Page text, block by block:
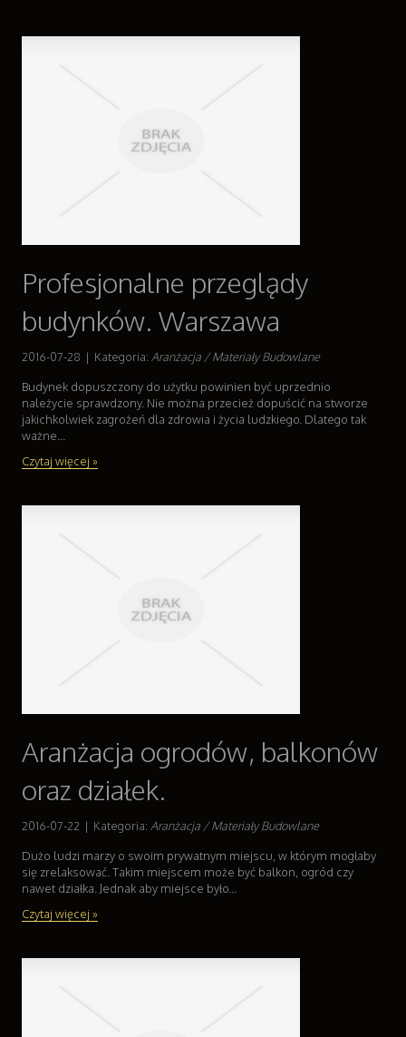
Profesjonalne przeglądy
budynków. Warszawa
2016-07-28 | Kategoria: Aranżacja / Materiały Budowlane
Budynek dopuszczony do użytku powinien być uprzednio
należycie sprawdzony. Nie można przecież dopuścić na stworze
jakichkolwiek zagrożeń dla zdrowia i życia ludzkiego. Dlatego tak
ważne...
Czytaj więcej »
Aranżacja ogrodów, balkonów
oraz działek.
2016-07-22 | Kategoria: Aranżacja / Materiały Budowlane
Dużo ludzi marzy o swoim prywatnym miejscu, w którym mogłaby
się zrelaksować. Takim miejscem może być balkon, ogród czy
nawet działka. Jednak aby miejsce było...
Czytaj więcej »